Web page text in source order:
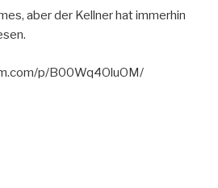
aber der Kellner hat immerhin
p/B00Wq4OluOM/